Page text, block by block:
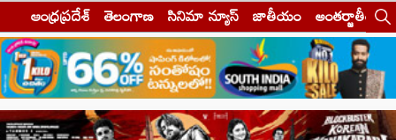
ఆంధ్రప్రదేశ్ తెలంగాణ సినిమా న్యూస్ జాతీయం అంతర్జాతీయం